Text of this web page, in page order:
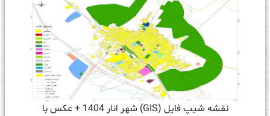
نقشه شیپ فایل (GIS) شهر انار 1404 + عکس با